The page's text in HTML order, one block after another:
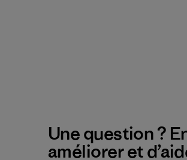
Une question ?
améliorer et